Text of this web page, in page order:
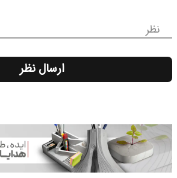
نظر
ارسال نظر